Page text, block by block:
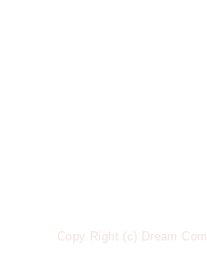
Copy Right (c) Dream